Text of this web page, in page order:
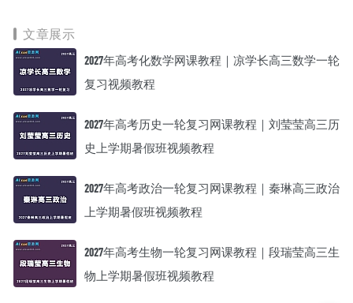
文章展示
2027年高考化数学网课教程｜凉学长高三数学一轮
复习视频教程
2027年高考历史一轮复习网课教程｜刘莹莹高三历
史上学期暑假班视频教程
2027年高考政治一轮复习网课教程｜秦琳高三政治
上学期暑假班视频教程
2027年高考生物一轮复习网课教程｜段瑞莹高三生
物上学期暑假班视频教程